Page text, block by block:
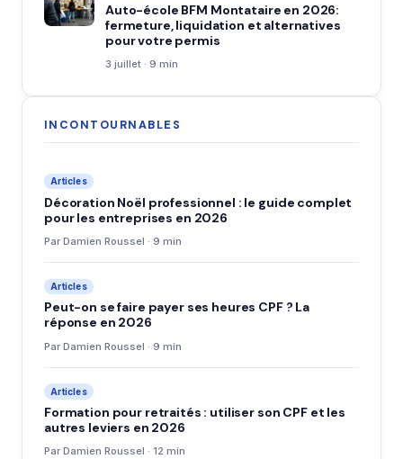
Auto-école BFM Montataire en 2026:
fermeture, liquidation et alternatives
pour votre permis
3 juillet · 9 min
INCONTOURNABLES
Articles
Décoration Noël professionnel : le guide complet
pour les entreprises en 2026
Par Damien Roussel · 9 min
Articles
Peut-on se faire payer ses heures CPF ? La
réponse en 2026
Par Damien Roussel · 9 min
Articles
Formation pour retraités : utiliser son CPF et les
autres leviers en 2026
Par Damien Roussel · 12 min